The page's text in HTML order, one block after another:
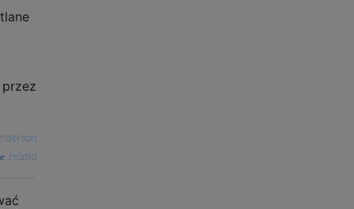
przez
źródło